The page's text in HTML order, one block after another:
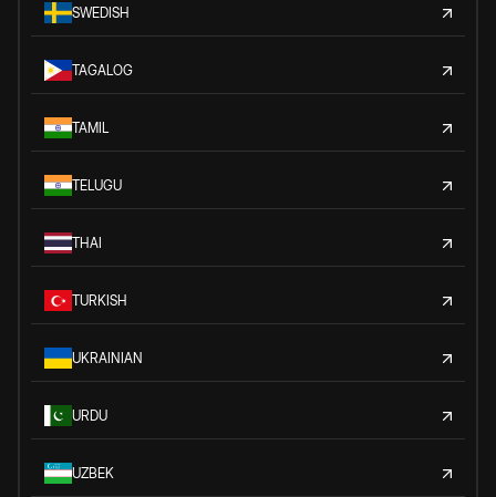
SWEDISH
TAGALOG
TAMIL
TELUGU
THAI
TURKISH
UKRAINIAN
URDU
UZBEK